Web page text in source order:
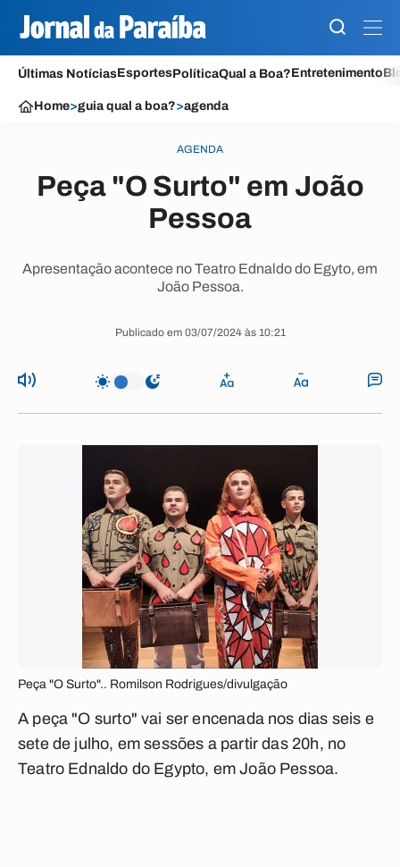
Últimas NotíciasEsportesPolíticaQual a Boa?Entretenimento
Home>guia qual a boa?>agenda
AGENDA
Peça "O Surto" em João
Pessoa
Apresentação acontece no Teatro Ednaldo do Egyto, em
João Pessoa.
Publicado em 03/07/2024 às 10:21
Peça "O Surto".. Romilson Rodrigues/divulgação
A peça "O surto" vai ser encenada nos dias seis e
sete de julho, em sessões a partir das 20h, no
Teatro Ednaldo do Egypto, em João Pessoa.